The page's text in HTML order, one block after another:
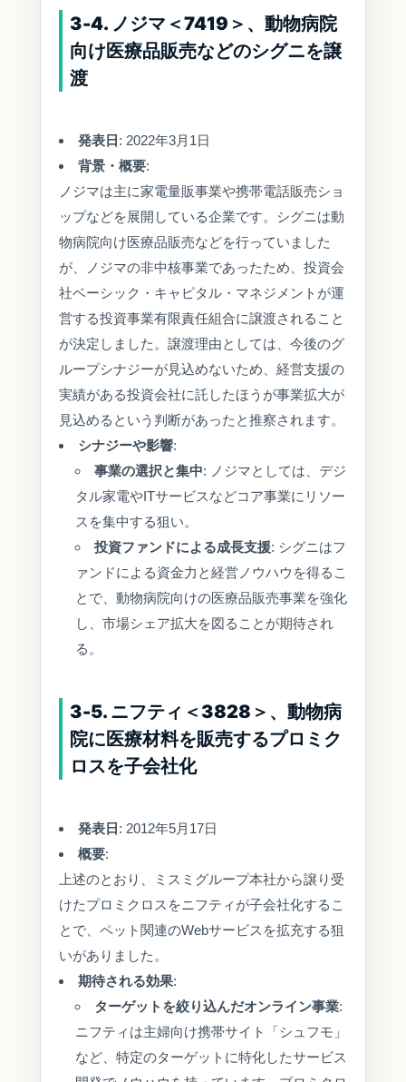
3-4. ノジマ＜7419＞、動物病院
向け医療品販売などのシグニを譲
渡
発表日 : 2022年3月1日
背景・概要:
ノジマは主に家電量販事業や携帯電話販売ショ
ップなどを展開している企業です。シグニは動
物病院向け医療品販売などを行っていました
が、ノジマの非中核事業であったため、投資会
社ベーシック・キャピタル・マネジメントが運
営する投資事業有限責任組合に譲渡されること
が決定しました。譲渡理由としては、今後のグ
ループシナジーが見込めないため、経営支援の
実績がある投資会社に託したほうが事業拡大が
見込めるという判断があったと推察されます。
シナジーや影響:
事業の選択と集中: ノジマとしては、デジ
タル家電やITサービスなどコア事業にリソー
スを集中する狙い。
投資ファンドによる成長支援: シグニはフ
ァンドによる資金力と経営ノウハウを得るこ
とで、動物病院向けの医療品販売事業を強化
し、市場シェア拡大を図ることが期待され
る。
3-5. ニフティ＜3828＞、動物病
院に医療材料を販売するプロミク
ロスを子会社化
発表日 : 2012年5月17日
概要:
上述のとおり、ミスミグループ本社から譲り受
けたプロミクロスをニフティが子会社化するこ
とで、ペット関連のWebサービスを拡充する狙
いがありました。
期待される効果:
ターゲットを絞り込んだオンライン事業:
ニフティは主婦向け携帯サイト「シュフモ」
など、特定のターゲットに特化したサービス